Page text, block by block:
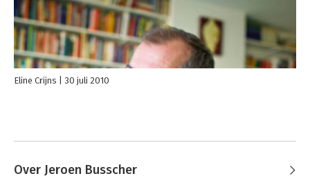
Eline Crijns 30 juli 2010
Over Jeroen Busscher